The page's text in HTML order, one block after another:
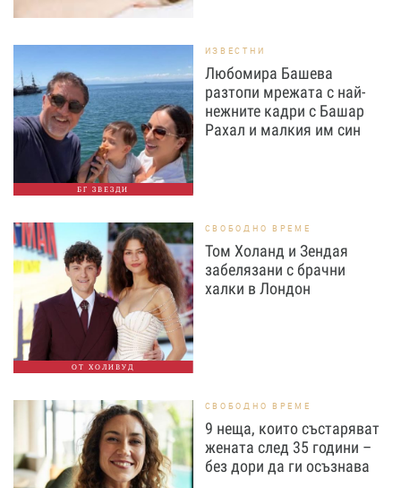
БГ ЗВЕЗДИ
ИЗВЕСТНИ
Любомира Башева
разтопи мрежата с най-
нежните кадри с Башар
Рахал и малкия им син
ОТ ХОЛИВУД
СВОБОДНО ВРЕМЕ
Том Холанд и Зендая
забелязани с брачни
халки в Лондон
СВОБОДНО ВРЕМЕ
9 неща, които състаряват
жената след 35 години –
без дори да ги осъзнава